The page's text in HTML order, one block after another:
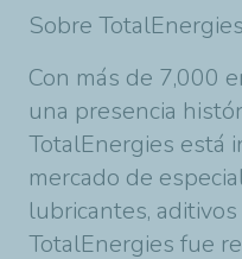
Sobre
Con más de 7,000
una presencia
TotalEnergies está
mercado de
lubricantes,
TotalEnergies fue